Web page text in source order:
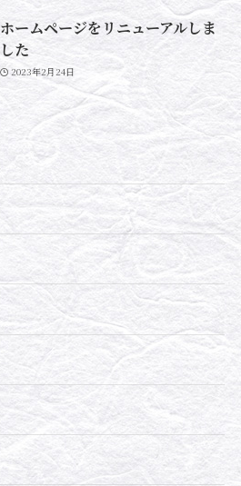
ホームページをリニューアルしま
した
2023年2月24日